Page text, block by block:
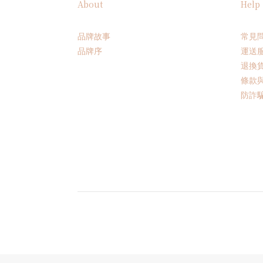
About
品牌故事
品牌序
Help
常見
運送
退換
條款
防詐